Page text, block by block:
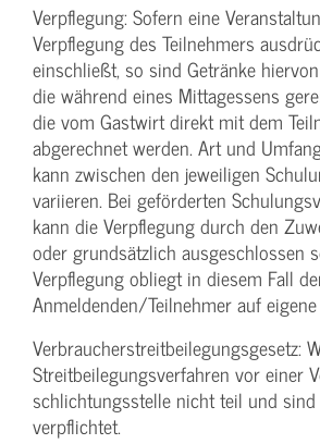
Verpflegung: Sofern eine
Verpflegung des Teilnehmers
einschließt, so sind Getränke
die während eines Mittagessens
die vom Gastwirt direkt mit dem
abgerechnet werden. Art und
kann zwischen den jeweiligen
variieren. Bei geförderten
kann die Verpflegung durch den
oder grundsätzlich ausgeschlossen
Verpflegung obliegt in diesem Fall
Anmeldenden/­Teilnehmer auf
Verbraucher­streitbeilegungs­gesetz:
Streit­beilegungs­verfahren vor einer
schlichtungs­stelle nicht teil und
verpflichtet.